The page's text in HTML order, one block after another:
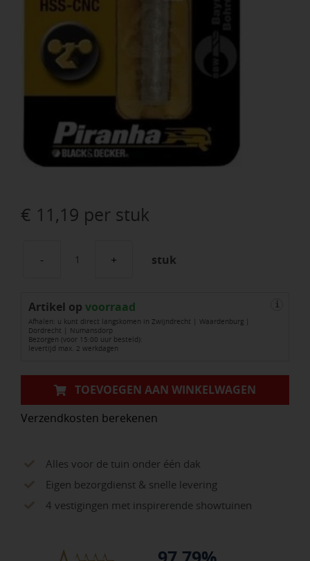
€ 11,19 per stuk
HSS
Turbomax
8.0
(Bullet
aantal
stuk
Artikel op voorraad
Afhalen: u kunt direct langskomen in Zwijndrecht | Waardenburg |
Dordrecht | Numansdorp
Bezorgen (voor 15:00 uur besteld):
levertijd max. 2 werkdagen
i
TOEVOEGEN AAN WINKELWAGEN
Verzendkosten berekenen
Alles voor de tuin onder één dak
Eigen bezorgdienst & snelle levering
4 vestigingen met inspirerende showtuinen